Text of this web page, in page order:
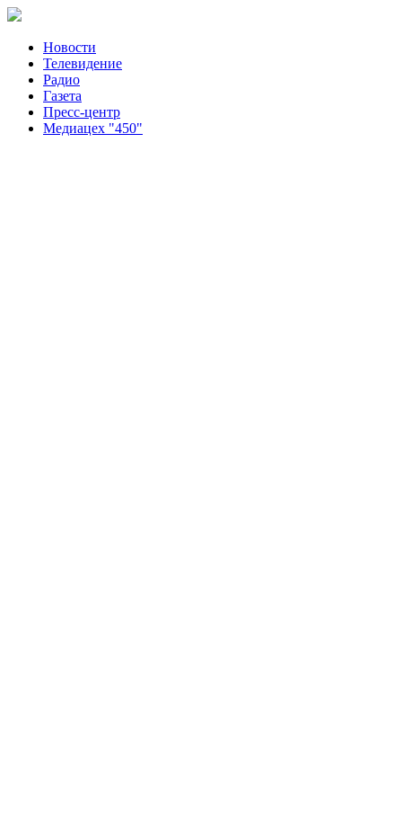
Новости
Телевидение
Радио
Газета
Пресс-центр
Медиацех "450"